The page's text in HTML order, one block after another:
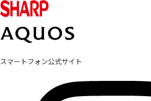
スマートフォン公式サイト